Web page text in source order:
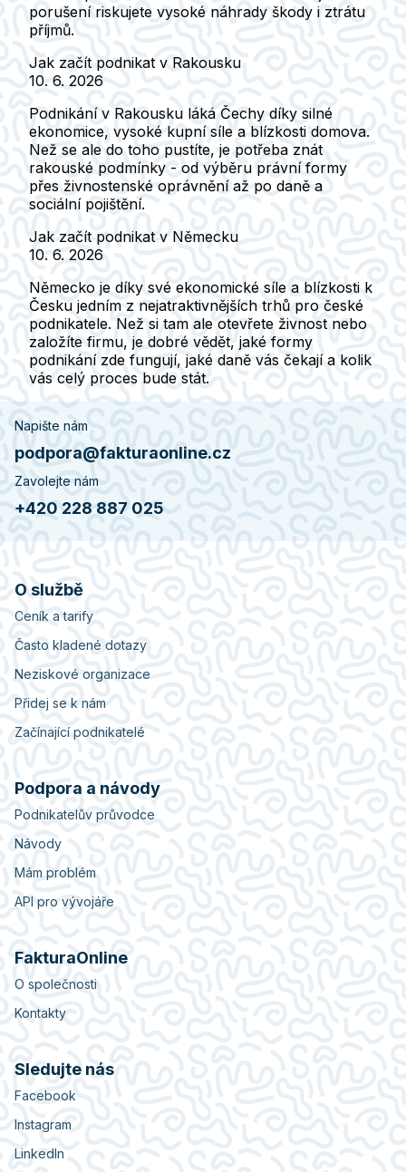
porušení riskujete vysoké náhrady škody i ztrátu
příjmů.
Jak začít podnikat v Rakousku
10. 6. 2026
Podnikání v Rakousku láká Čechy díky silné
ekonomice, vysoké kupní síle a blízkosti domova.
Než se ale do toho pustíte, je potřeba znát
rakouské podmínky - od výběru právní formy
přes živnostenské oprávnění až po daně a
sociální pojištění.
Jak začít podnikat v Německu
10. 6. 2026
Německo je díky své ekonomické síle a blízkosti k
Česku jedním z nejatraktivnějších trhů pro české
podnikatele. Než si tam ale otevřete živnost nebo
založíte firmu, je dobré vědět, jaké formy
podnikání zde fungují, jaké daně vás čekají a kolik
vás celý proces bude stát.
Napište nám
podpora@fakturaonline.cz
Zavolejte nám
+420 228 887 025
O službě
Ceník a tarify
Často kladené dotazy
Neziskové organizace
Přidej se k nám
Začínající podnikatelé
Podpora a návody
Podnikatelův průvodce
Návody
Mám problém
API pro vývojáře
FakturaOnline
O společnosti
Kontakty
Sledujte nás
Facebook
Instagram
LinkedIn